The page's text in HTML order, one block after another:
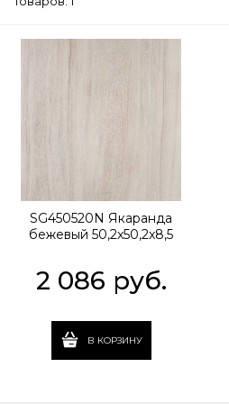
SG450520N Якаранда
бежевый 50,2x50,2x8,5
2 086 руб.
В КОРЗИНУ